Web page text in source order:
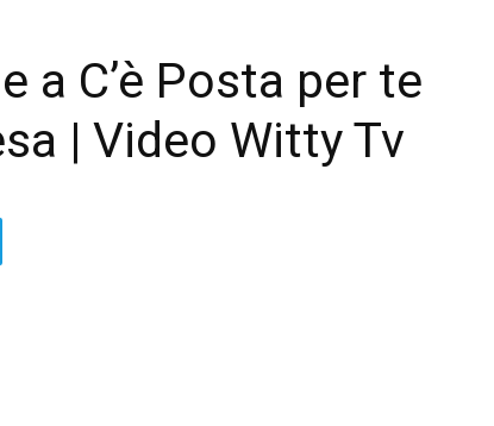
a C’è Posta per te
| Video Witty Tv